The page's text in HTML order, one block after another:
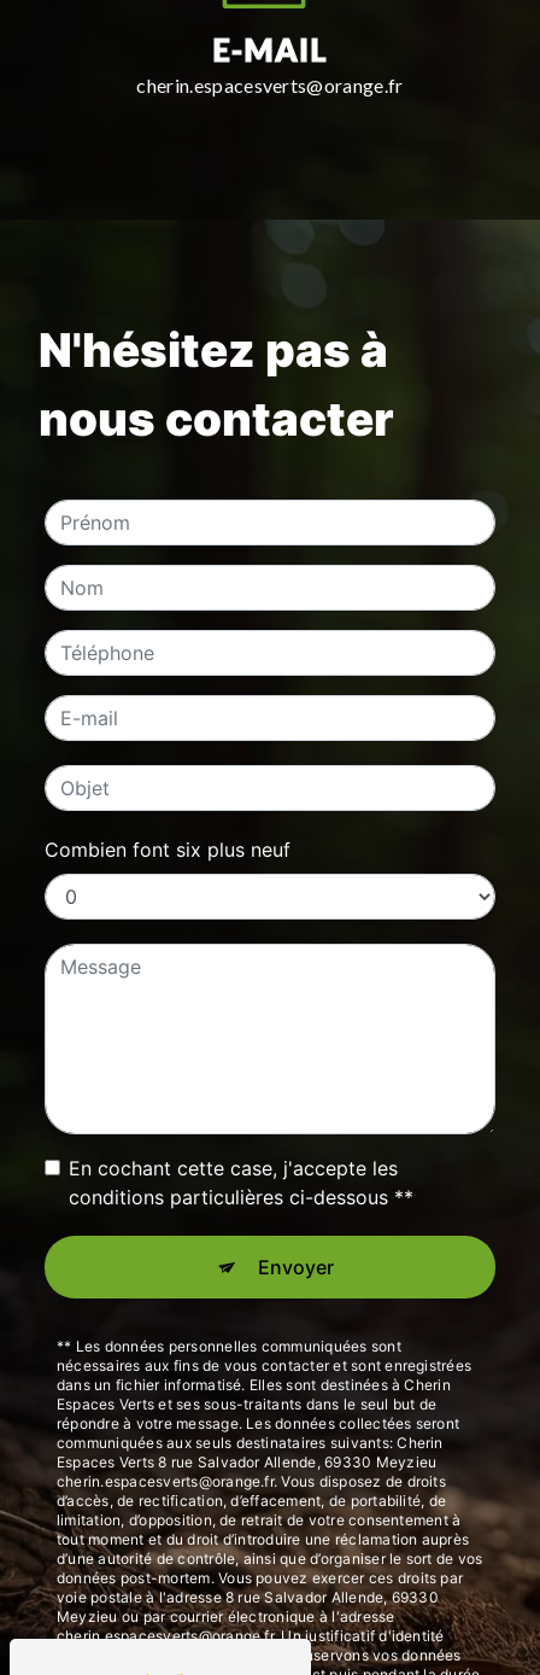
E-MAIL
cherin.espacesverts@orange.fr
N'hésitez pas à
nous contacter
Combien font six plus neuf
En cochant cette case, j'accepte les
conditions particulières ci-dessous **
Envoyer
** Les données personnelles communiquées sont
nécessaires aux fins de vous contacter et sont enregistrées
dans un fichier informatisé. Elles sont destinées à Cherin
Espaces Verts et ses sous-traitants dans le seul but de
répondre à votre message. Les données collectées seront
communiquées aux seuls destinataires suivants: Cherin
Espaces Verts 8 rue Salvador Allende, 69330 Meyzieu
cherin.espacesverts@orange.fr. Vous disposez de droits
d’accès, de rectification, d’effacement, de portabilité, de
limitation, d’opposition, de retrait de votre consentement à
tout moment et du droit d’introduire une réclamation auprès
d’une autorité de contrôle, ainsi que d’organiser le sort de vos
données post-mortem. Vous pouvez exercer ces droits par
voie postale à l'adresse 8 rue Salvador Allende, 69330
Meyzieu ou par courrier électronique à l'adresse
cherin.espacesverts@orange.fr. Un justificatif d'identité
pourra vous être demandé. Nous conservons vos données